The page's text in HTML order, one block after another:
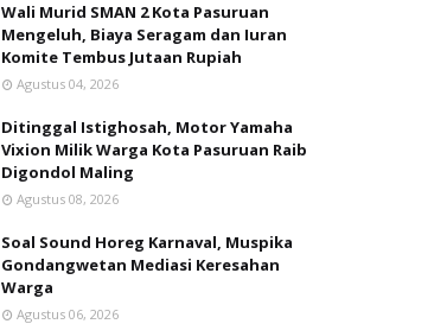
Wali Murid SMAN 2 Kota Pasuruan
Mengeluh, Biaya Seragam dan Iuran
Komite Tembus Jutaan Rupiah
Agustus 04, 2026
Ditinggal Istighosah, Motor Yamaha
Vixion Milik Warga Kota Pasuruan Raib
Digondol Maling
Agustus 08, 2026
Soal Sound Horeg Karnaval, Muspika
Gondangwetan Mediasi Keresahan
Warga
Agustus 06, 2026